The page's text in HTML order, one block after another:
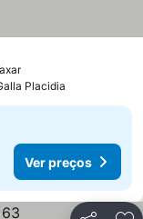
Placidia
Ver preços